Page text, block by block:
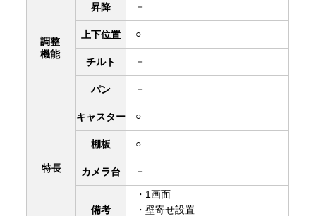
調整
機能
昇降 －
上下位置 ○
チルト －
パン －
特長
キャスター ○
棚板 ○
カメラ台 －
備考
・1画面
・壁寄せ設置